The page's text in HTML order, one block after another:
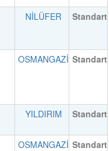
NİLÜFER Standart
OSMANGAZİ Standart
YILDIRIM Standart
OSMANGAZİ Standart